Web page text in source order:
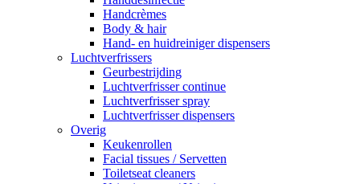
Handcrèmes
Body & hair
Hand- en huidreiniger dispensers
Luchtverfrissers
Geurbestrijding
Luchtverfrisser continue
Luchtverfrisser spray
Luchtverfrisser dispensers
Overig
Keukenrollen
Facial tissues / Servetten
Toiletseat cleaners